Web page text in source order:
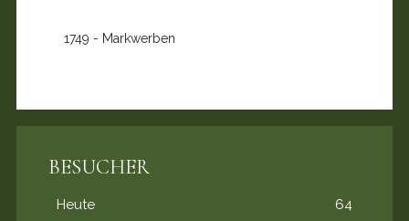
1749 - Markwerben
BESUCHER
Heute
64